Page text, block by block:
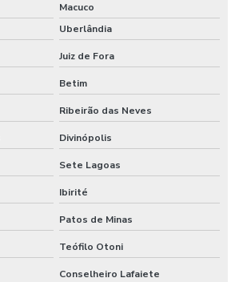
Macuco
Uberlândia
Juiz de Fora
Betim
Ribeirão das Neves
Divinópolis
Sete Lagoas
Ibirité
Patos de Minas
Teófilo Otoni
Conselheiro Lafaiete